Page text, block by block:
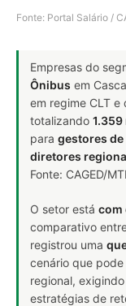
Fonte: Portal Salário /
Empresas do
Ônibus em
em regime CLT e
totalizando
para gestores de
diretores
Fonte: CAGED/
O setor está com
comparativo
registrou uma
cenário que
regional,
estratégias de